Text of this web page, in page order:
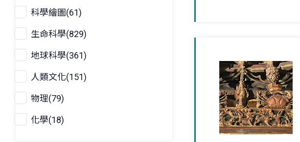
科學繪圖(61)
生命科學(829)
地球科學(361)
人類文化(151)
物理(79)
化學(18)